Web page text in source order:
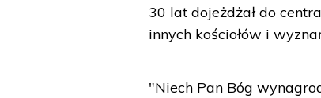
30 lat dojeżdżał do
innych kościołów i
"Niech Pan Bóg